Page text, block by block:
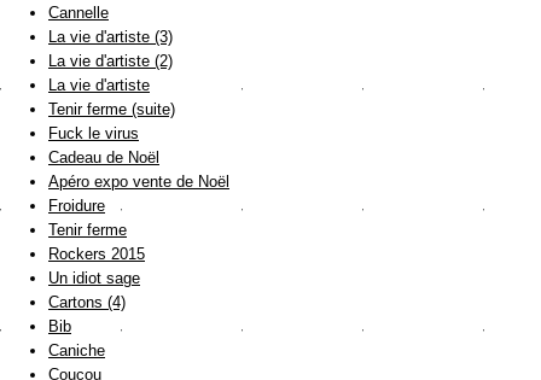
Cannelle
La vie d'artiste (3)
La vie d'artiste (2)
La vie d'artiste
Tenir ferme (suite)
Fuck le virus
Cadeau de Noël
Apéro expo vente de Noël
Froidure
Tenir ferme
Rockers 2015
Un idiot sage
Cartons (4)
Bib
Caniche
Coucou